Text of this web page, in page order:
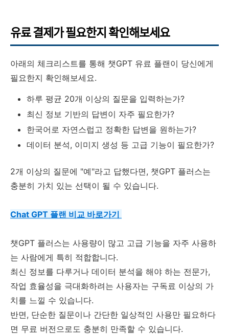
유료 결제가 필요한지 확인해보세요
아래의 체크리스트를 통해 챗GPT 유료 플랜이 당신에게
필요한지 확인해보세요.
하루 평균 20개 이상의 질문을 입력하는가?
최신 정보 기반의 답변이 자주 필요한가?
한국어로 자연스럽고 정확한 답변을 원하는가?
데이터 분석, 이미지 생성 등 고급 기능이 필요한가?
2개 이상의 질문에 "예"라고 답했다면, 챗GPT 플러스는
충분히 가치 있는 선택이 될 수 있습니다.
Chat GPT 플랜 비교 바로가기
챗GPT 플러스는 사용량이 많고 고급 기능을 자주 사용하
는 사람에게 특히 적합합니다.
최신 정보를 다루거나 데이터 분석을 해야 하는 전문가,
작업 효율성을 극대화하려는 사용자는 구독료 이상의 가
치를 느낄 수 있습니다.
반면, 단순한 질문이나 간단한 일상적인 사용만 필요하다
면 무료 버전으로도 충분히 만족할 수 있습니다.